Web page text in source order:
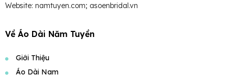
Website: namtuyen.com; asoenbridal.vn
Về Áo Dài Năm Tuyền
Giới Thiệu
Áo Dài Nam